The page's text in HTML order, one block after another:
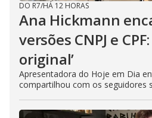
DO R7/HÁ 12 HORAS
Ana Hickmann
versões CNPJ e
original’
Apresentadora do Hoje em Dia
compartilhou com os seguidores